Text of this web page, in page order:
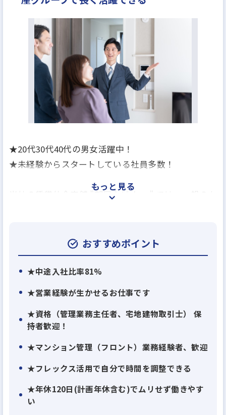
★20代30代40代の男女活躍中！
★未経験からスタートしている社員多数！
当社の賃貸仲介店舗 ”部屋ナビshop” では、一般のお
お客様からの”ありがとう”と感謝される、やりがい
もっと見る
おすすめポイント
★中途入社比率81%
★営業経験が生かせるお仕事です
★資格（管理業務主任者、宅地建物取引士） 保
持者歓迎！
★マンション管理（フロント）業務経験者、歓迎
★フレックス活用で自分で時間を調整できる
★年休120日(計画年休含む)でムリせず働きやす
い